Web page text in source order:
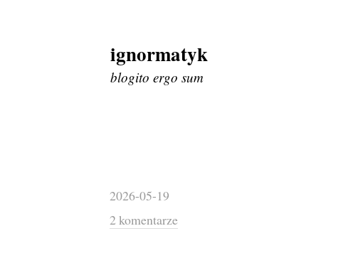
Skip
to
content
ignormatyk
blogito ergo sum
2026-05-19
2 komentarze